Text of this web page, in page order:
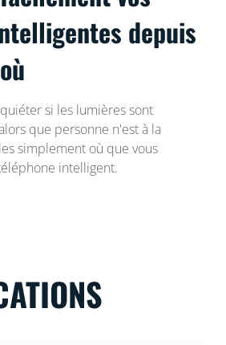
depuis
si les lumières sont
que personne n'est à la
simplement où que vous
intelligent.